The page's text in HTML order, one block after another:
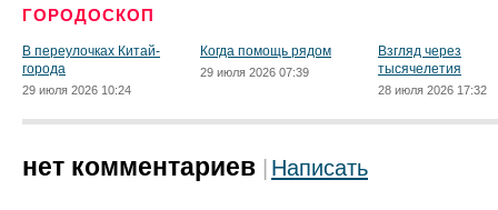
ГОРОДОСКОП
В переулочках Китай-
города
29 июля 2026 10:24
Когда помощь рядом
29 июля 2026 07:39
Взгляд через
тысячелетия
28 июля 2026 17:32
нет комментариев Написать